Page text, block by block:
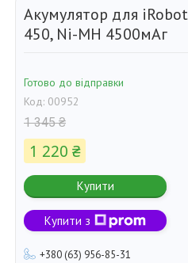
Акумулятор для
450, Ni-MH 4500мАг
Готово до відправки
Код: 00952
1 345 ₴
1 220 ₴
Купити
Купити з
+380 (63) 956-85-31